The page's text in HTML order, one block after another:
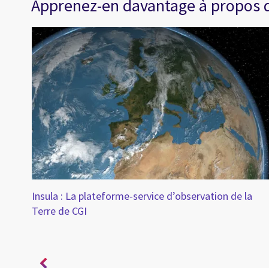
Apprenez-en davantage à propos
Insula : La plateforme-service d’observation de la
Terre de CGI